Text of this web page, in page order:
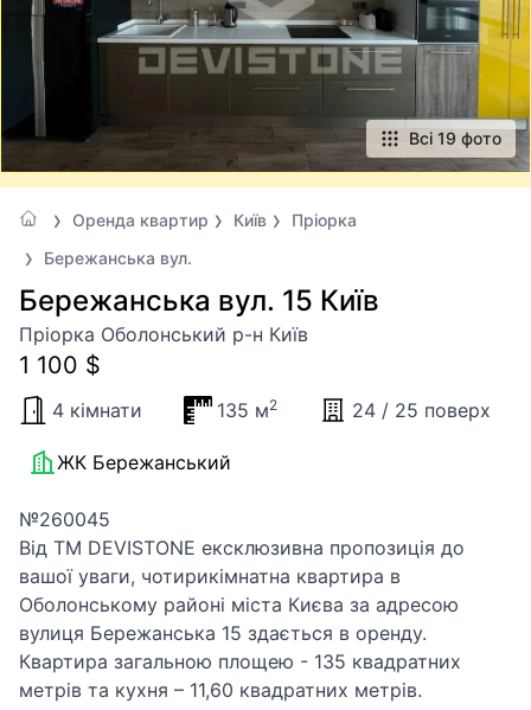
Всі 19 фото
Оренда квартир Київ
Пріорка
Бережанська вул.
Бережанська вул. 15 Київ
Пріорка Оболонський р-н Київ
1 100 $
4 кімнати 135 м2 24 / 25 поверх
ЖК Бережанський
№260045
Від ТМ DEVISTONE ексклюзивна пропозиція до
вашої уваги, чотирикімнатна квартира в
Оболонському районі міста Києва за адресою
вулиця Бережанська 15 здається в оренду.
Квартира загальною площею - 135 квадратних
метрів та кухня – 11,60 квадратних метрів.